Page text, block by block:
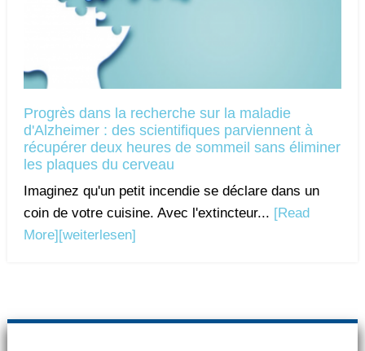
Progrès dans la recherche sur la maladie
d'Alzheimer : des scientifiques parviennent à
récupérer deux heures de sommeil sans éliminer
les plaques du cerveau
Imaginez qu'un petit incendie se déclare dans un
coin de votre cuisine. Avec l'extincteur... [Read
More][weiterlesen]